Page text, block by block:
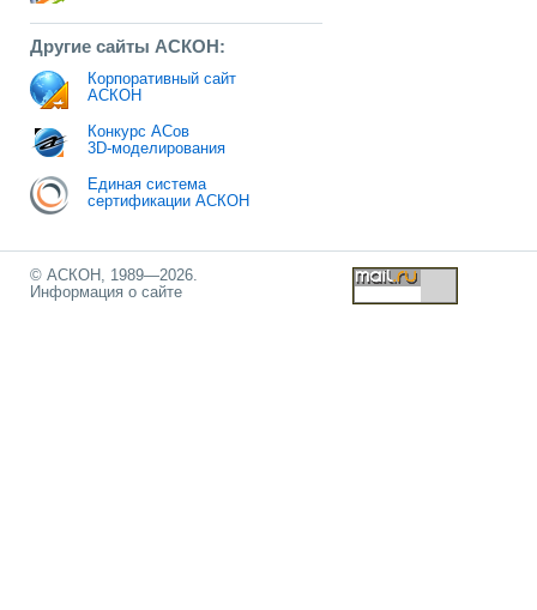
Другие сайты АСКОН:
Корпоративный сайт
АСКОН
Конкурс АСов
3D-моделирования
Единая система
сертификации АСКОН
© АСКОН, 1989—2026.
Информация о сайте